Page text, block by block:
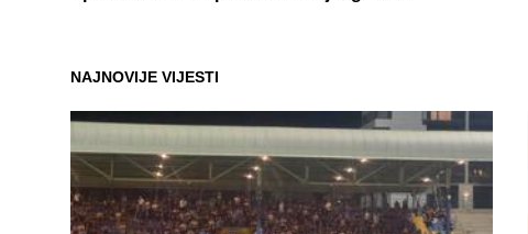
NAJNOVIJE VIJESTI